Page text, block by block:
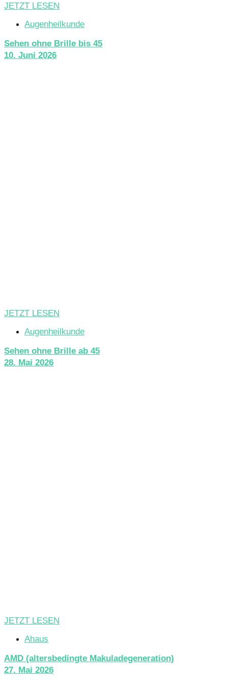
JETZT LESEN
Augenheilkunde
Sehen ohne Brille bis 45
10. Juni 2026
JETZT LESEN
Augenheilkunde
Sehen ohne Brille ab 45
28. Mai 2026
JETZT LESEN
Ahaus
AMD (altersbedingte Makuladegeneration)
27. Mai 2026